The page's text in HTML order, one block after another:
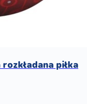
piłka